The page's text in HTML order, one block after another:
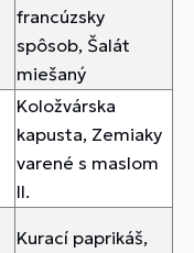
francúzsky
spôsob, Šalát
miešaný
Koložvárska
kapusta, Zemiaky
varené s maslom
II.
Kurací paprikáš,